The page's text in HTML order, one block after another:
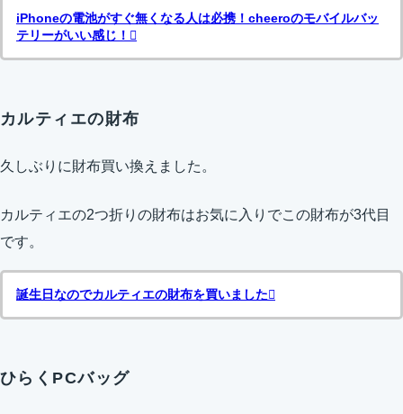
iPhoneの電池がすぐ無くなる人は必携！cheeroのモバイルバッ
テリーがいい感じ！
カルティエの財布
久しぶりに財布買い換えました。
カルティエの2つ折りの財布はお気に入りでこの財布が3代目
です。
誕生日なのでカルティエの財布を買いました
ひらくPCバッグ